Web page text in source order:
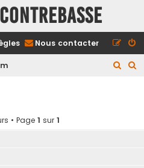
Nous contacter
• Page 1 sur 1